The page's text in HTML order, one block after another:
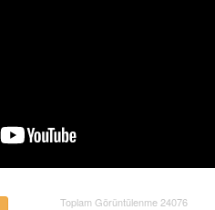
Toplam Görüntülenme 24076